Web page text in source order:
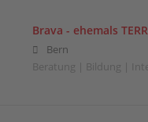
Brava - ehemals
Bern
Beratung | Bildung |